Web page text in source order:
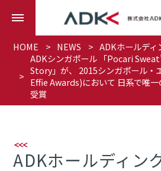
HOME NEWS
ADKホールディ
ADKシンガポール 「Pocari
Story」が、 2015シンガポール・
Effie Awards)において 日系で唯
受賞
ADKホールディン